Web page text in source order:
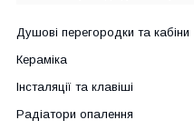
Душові перегородки та кабіни
Кераміка
Інсталяції та клавіші
Радіатори опалення